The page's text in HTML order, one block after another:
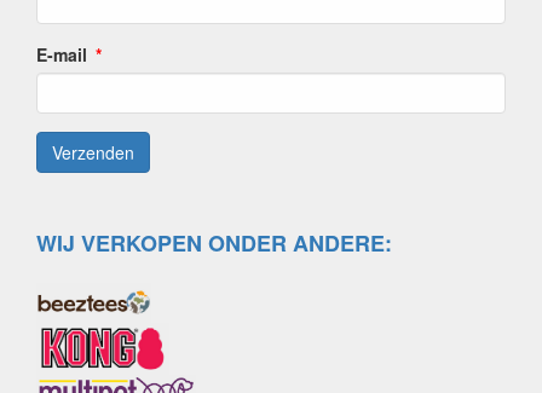
E-mail
WIJ VERKOPEN ONDER ANDERE: